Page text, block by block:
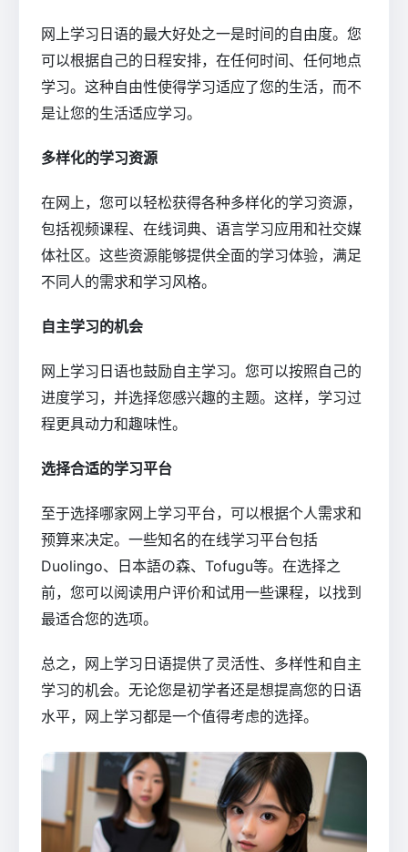
网上学习日语的最大好处之一是时间的自由度。您
可以根据自己的日程安排，在任何时间、任何地点
学习。这种自由性使得学习适应了您的生活，而不
是让您的生活适应学习。
多样化的学习资源
在网上，您可以轻松获得各种多样化的学习资源，
包括视频课程、在线词典、语言学习应用和社交媒
体社区。这些资源能够提供全面的学习体验，满足
不同人的需求和学习风格。
自主学习的机会
网上学习日语也鼓励自主学习。您可以按照自己的
进度学习，并选择您感兴趣的主题。这样，学习过
程更具动力和趣味性。
选择合适的学习平台
至于选择哪家网上学习平台，可以根据个人需求和
预算来决定。一些知名的在线学习平台包括
Duolingo、日本語の森、Tofugu等。在选择之
前，您可以阅读用户评价和试用一些课程，以找到
最适合您的选项。
总之，网上学习日语提供了灵活性、多样性和自主
学习的机会。无论您是初学者还是想提高您的日语
水平，网上学习都是一个值得考虑的选择。